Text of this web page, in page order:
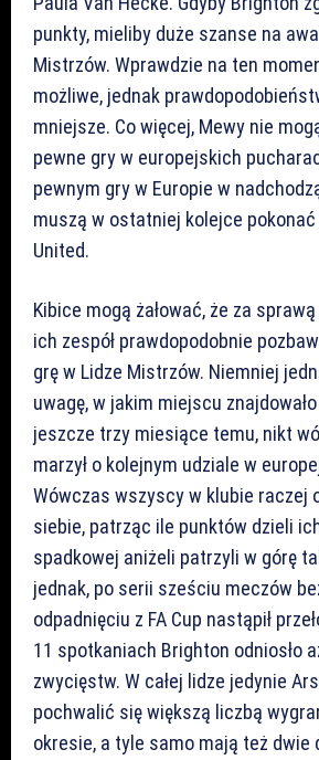
punkty, mieliby duże szanse na
Mistrzów. Wprawdzie na ten
możliwe, jednak
mniejsze. Co więcej, Mewy nie
pewne gry w europejskich
pewnym gry w Europie w
muszą w ostatniej kolejce
United.
Kibice mogą żałować, że za
ich zespół prawdopodobnie
grę w Lidze Mistrzów. Niemniej
uwagę, w jakim miejscu
jeszcze trzy miesiące temu, nikt
marzył o kolejnym udziale w
Wówczas wszyscy w klubie raczej
siebie, patrząc ile punktów dzieli
spadkowej aniżeli patrzyli w górę
jednak, po serii sześciu meczów
odpadnięciu z FA Cup nastąpił
11 spotkaniach Brighton odniosło
zwycięstw. W całej lidze jedynie
pochwalić się większą liczbą
okresie, a tyle samo mają też dwie